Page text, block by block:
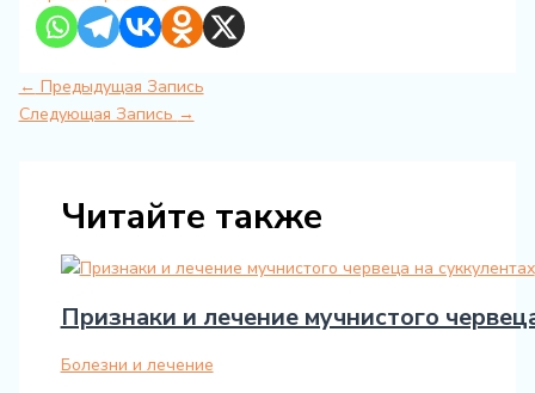
← Предыдущая Запись
Следующая Запись →
Читайте также
Признаки и лечение мучнистого
Болезни и лечение